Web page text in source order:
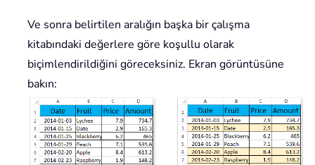
Ve sonra belirtilen aralığın başka bir çalışma
kitabındaki değerlere göre koşullu olarak
biçimlendirildiğini göreceksiniz. Ekran görüntüsüne
bakın: